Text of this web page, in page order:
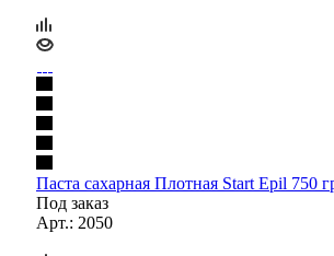
Паста сахарная Плотная Start Epil 750
Под заказ
Арт.: 2050